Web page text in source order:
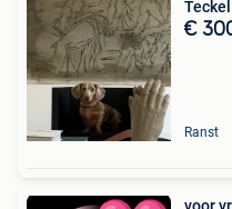
€
Ranst
voor